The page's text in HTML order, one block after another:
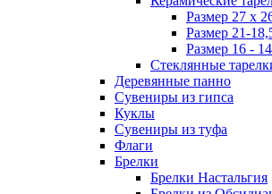
Размер 27 х
Размер 21-
Размер 16 -
Стеклянные
Деревянные панно
Сувениры из гипса
Куклы
Сувениры из туфа
Флаги
Брелки
Брелки Настальгия